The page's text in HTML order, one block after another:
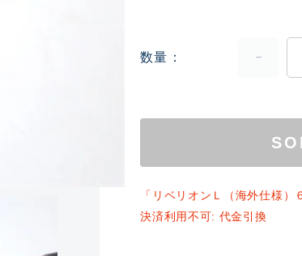
数量
「リベリオンＬ（海外仕様）
決済利用不可: 代金引換